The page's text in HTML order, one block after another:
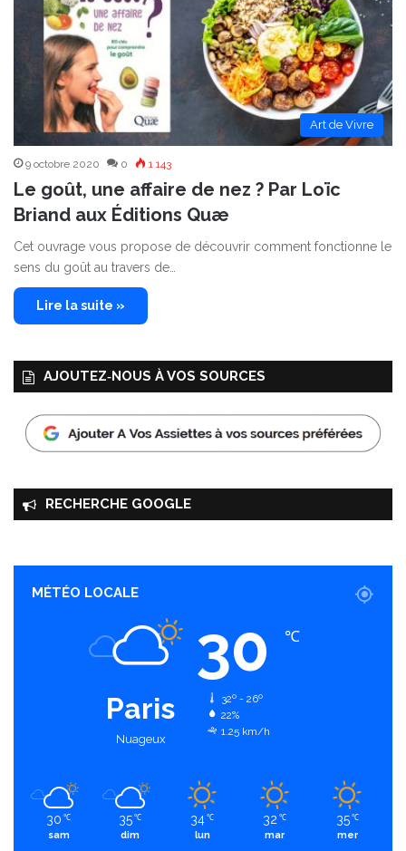
Art de Vivre
9 octobre 2020 0 1 143
Le goût, une affaire de nez ? Par Loïc
Briand aux Éditions Quæ
Cet ouvrage vous propose de découvrir comment fonctionne le
sens du goût au travers de…
Lire la suite »
AJOUTEZ‑NOUS À VOS SOURCES
RECHERCHE GOOGLE
MÉTÉO LOCALE
Paris
Nuageux
30 ℃
32º - 26º
22%
1.25 km/h
30 ℃
sam
35 ℃
dim
34 ℃
lun
32 ℃
mar
35 ℃
mer